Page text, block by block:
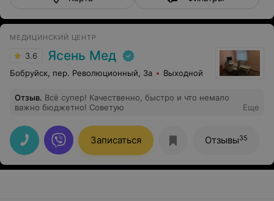
МЕДИЦИНСКИЙ ЦЕНТР
3.6 Ясень Мед
Бобруйск, пер. Революционный, 3а Выходной
Отзыв. Всё супер! Качественно, быстро и что немало
важно бюджетно! Советую
Еще
Записаться Отзывы35